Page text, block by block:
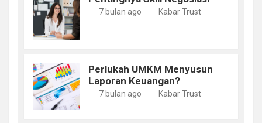
7 bulan ago Kabar Trust
Perlukah UMKM Menyusun
Laporan Keuangan?
7 bulan ago Kabar Trust